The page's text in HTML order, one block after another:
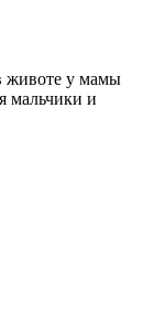
животе у мамы
мальчики и